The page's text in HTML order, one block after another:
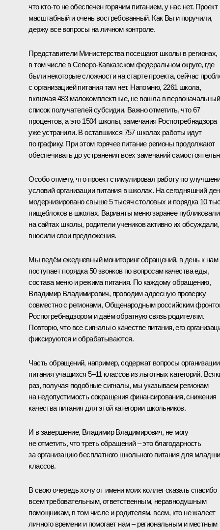
что кто-то не обеспечен горячим питанием, у нас нет. Проект
масштабный и очень востребованный. Как Вы и поручили,
держу все вопросы на личном контроле.
Представители Министерства посещают школы в регионах,
в том числе в Северо-Кавказском федеральном округе, где
были некоторые сложности на старте проекта, сейчас
с организацией питания там нет. Напомню, 2261 школа,
включая 483 малокомплектные, не вошла в первоначальный
список получателей субсидии. Важно отметить, что 67
процентов, а это 1504 школы, замечания Роспотребнадзора
уже устранили. В оставшихся 757 школах работы идут
по графику. При этом горячее питание регионы продолжают
обеспечивать до устранения всех замечаний
Особо отмечу, что проект стимулировал работу по
условий организации питания в школах. На сегодняшний
модернизировано свыше 5 тысяч столовых и порядка 10
пищеблоков в школах. Варианты меню заранее
на сайтах школы, родители учеников активно их обсуждали,
вносили свои предложения.
Мы ведём ежедневный мониторинг обращений, в день к нам
поступает порядка 50 звонков по вопросам качества еды,
состава меню и режима питания. По каждому обращению,
Владимир Владимирович, проводим адресную проверку
совместно с регионами, Общенародным российским
Роспотребнадзором и даём обратную связь родителям.
Повторю, что все сигналы о качестве питания, его
фиксируются и обрабатываются.
Часть обращений, например, содержат вопросы организации
питания учащихся 5–11 классов из льготных категорий.
раз, получая подобные сигналы, мы указываем регионам
на недопустимость сокращения финансирования, снижения
качества питания для этой категории школьников.
И в завершение, Владимир Владимирович, не могу
не отметить, что треть обращений – это благодарность
за организацию бесплатного школьного питания для
классов.
В свою очередь хочу от имени моих коллег сказать спасибо
всем требовательным, ответственным, неравнодушным
помощникам, в том числе и родителям, всем, кто не жалеет
личного времени и помогает нам – региональным и местным